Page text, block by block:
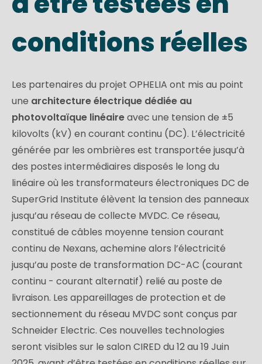
conditions réelles
Les partenaires du projet OPHELIA ont mis au point
une architecture électrique dédiée au
photovoltaïque linéaireavec une tension de ±5
kilovolts (kV) en courant continu (DC). L’électricité
générée par les ombrières est transportée jusqu’à
des postes intermédiaires disposés le long du
linéaire où les transformateurs électroniques DC de
SuperGrid Institute élèvent la tension des panneaux
jusqu’au réseau de collecte MVDC. Ce réseau,
constitué de câbles moyenne tension courant
continu de Nexans, achemine alors l’électricité
jusqu’au poste de transformation DC-AC (courant
continu - courant alternatif) relié au poste de
livraison. Les appareillages de protection et de
sectionnement du réseau MVDC sont conçus par
Schneider Electric. Ces nouvelles technologies
seront visibles sur le salon CIRED du 12 au 19 Juin